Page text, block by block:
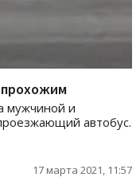
прохожим
мужчиной и
автобус.
17 марта 2021, 11:57